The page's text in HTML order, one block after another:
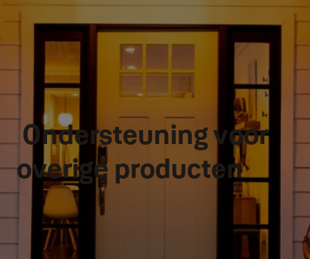
Ondersteuning voor
overige producten